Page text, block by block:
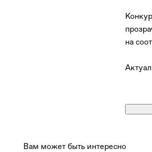
на
Вам может быть интересно